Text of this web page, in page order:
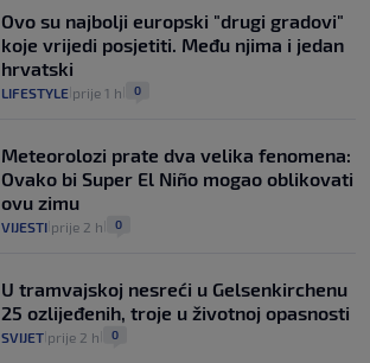
Ovo su najbolji europski "drugi gradovi"
koje vrijedi posjetiti. Među njima i jedan
hrvatski
LIFESTYLE prije 1 h 0
Meteorolozi prate dva velika fenomena:
Ovako bi Super El Niño mogao oblikovati
ovu zimu
VIJESTI prije 2 h 0
U tramvajskoj nesreći u Gelsenkirchenu
25 ozlijeđenih, troje u životnoj opasnosti
SVIJET prije 2 h 0